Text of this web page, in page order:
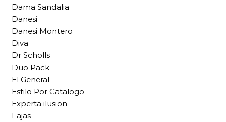
Dama Sandalia
Danesi
Danesi Montero
Diva
Dr Scholls
Duo Pack
El General
Estilo Por Catalogo
Experta ilusion
Fajas